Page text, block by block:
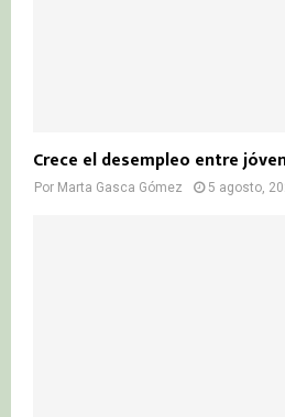
Crece el desempleo entre
Por Marta Gasca Gómez 5 agosto,